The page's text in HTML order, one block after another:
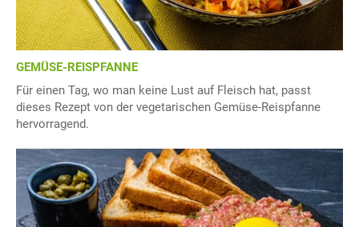
GEMÜSE-REISPFANNE
Für einen Tag, wo man keine Lust auf Fleisch hat, passt
dieses Rezept von der vegetarischen Gemüse-Reispfanne
hervorragend.